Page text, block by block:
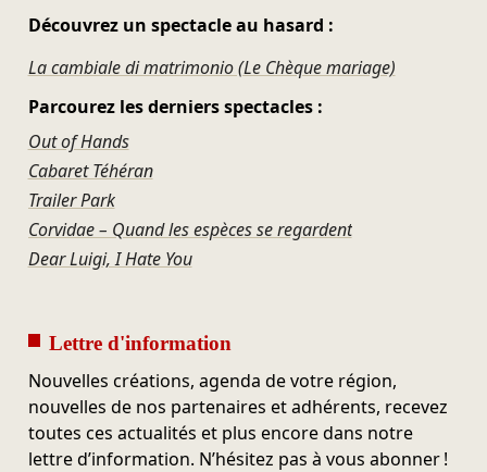
Découvrez un spectacle au hasard :
La cambiale di matrimonio (Le Chèque mariage)
Parcourez les derniers spectacles :
Out of Hands
Cabaret Téhéran
Trailer Park
Corvidae – Quand les espèces se regardent
Dear Luigi, I Hate You
Lettre d'information
Nouvelles créations, agenda de votre région,
nouvelles de nos partenaires et adhérents, recevez
toutes ces actualités et plus encore dans notre
lettre d’information. N’hésitez pas à vous abonner !